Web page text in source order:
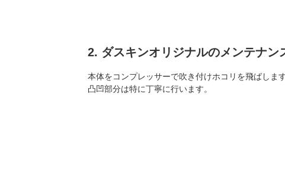
2. ダスキンオリジナルのメンテナ
本体をコンプレッサーで吹き付けホコリを飛ばします
凸凹部分は特に丁寧に行います。